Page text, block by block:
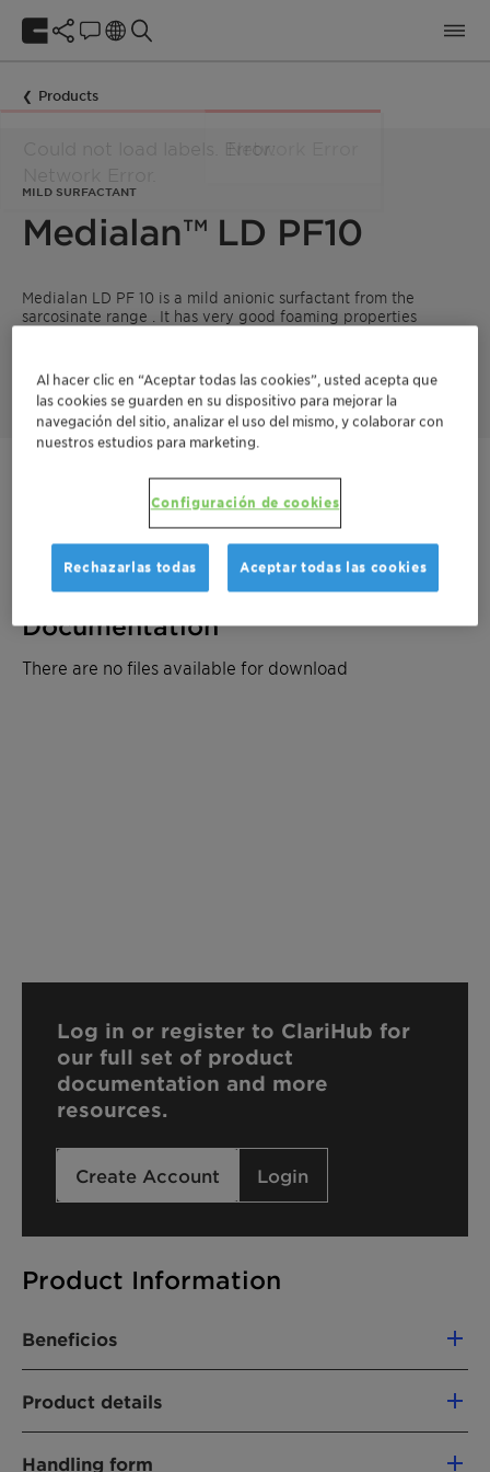
Products
MILD SURFACTANT
Medialan™ LD PF10
Medialan LD PF 10 is a mild anionic surfactant from the
sarcosinate range . It has very good foaming properties
surfactants.
Póngase en contacto
Solicite un presupuesto
Product Information
Beneficios
detergents, especially suitable for manual
dishwashing
Provides very fine, dense foam
Product details
Handling form
Documentation
There are no files available for download
Log in or register to ClariHub for
our full set of product
documentation and more
resources.
Create Account Login
Al hacer clic en “Aceptar todas las cookies”, usted acepta que
las cookies se guarden en su dispositivo para mejorar la
navegación del sitio, analizar el uso del mismo, y colaborar con
nuestros estudios para marketing.
Configuración de cookies
Rechazarlas todas Aceptar todas las cookies